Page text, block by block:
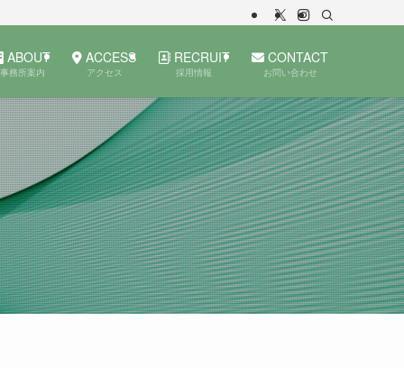
ABOUT
事務所案内
ACCESS
アクセス
RECRUIT
採用情報
CONTACT
お問い合わせ